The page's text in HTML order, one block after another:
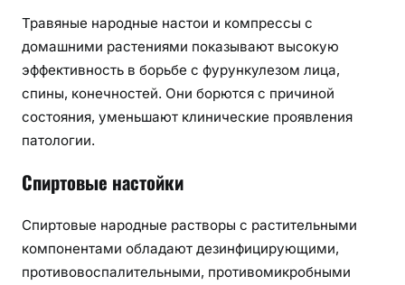
Травяные народные настои и компрессы с
домашними растениями показывают высокую
эффективность в борьбе с фурункулезом лица,
спины, конечностей. Они борются с причиной
состояния, уменьшают клинические проявления
патологии.
Спиртовые настойки
Спиртовые народные растворы с растительными
компонентами обладают дезинфицирующими,
противовоспалительными, противомикробными